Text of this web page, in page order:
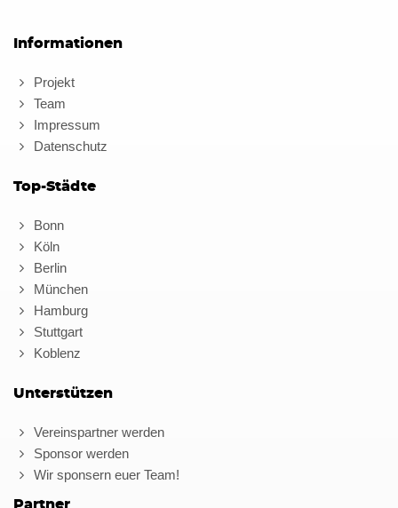
Informationen
Projekt
Team
Impressum
Datenschutz
Top-Städte
Bonn
Köln
Berlin
München
Hamburg
Stuttgart
Koblenz
Unterstützen
Vereinspartner werden
Sponsor werden
Wir sponsern euer Team!
Partner